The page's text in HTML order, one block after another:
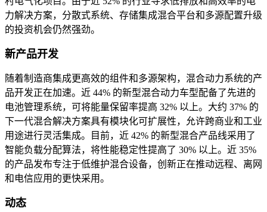
力解决方案，分散式系统、存储集成混合平台和多源配置升级
的投资机会仍然强劲。
新产品开发
随着制造商集成更高效的组件和多源架构，混合动力系统的产
品开发正在加速。近 44% 的新型混合动力车型配备了先进的
电池管理系统，可将能量保留率提高 32% 以上。大约 37% 的
下一代混合解决方案具有模块化可扩展性，允许跨商业和工业
用途进行灵活集成。目前，近 42% 的新型混合产品线采用了
智能负载分配算法，将性能稳定性提高了 30% 以上。近 35%
的产品发布专注于低维护混合设备，创新正在推动远程、离网
和电信应用的更快采用。
动态